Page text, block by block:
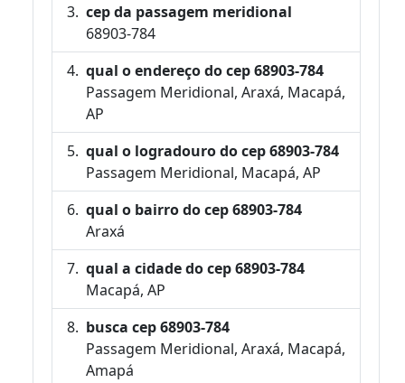
cep da passagem meridional
68903-784
qual o endereço do cep 68903-784
Passagem Meridional, Araxá, Macapá,
AP
qual o logradouro do cep 68903-784
Passagem Meridional, Macapá, AP
qual o bairro do cep 68903-784
Araxá
qual a cidade do cep 68903-784
Macapá, AP
busca cep 68903-784
Passagem Meridional, Araxá, Macapá,
Amapá